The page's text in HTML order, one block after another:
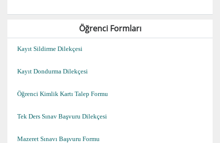
Öğrenci Formları
Kayıt Sildirme Dilekçesi
Kayıt Dondurma Dilekçesi
Öğrenci Kimlik Kartı Talep Formu
Tek Ders Sınav Başvuru Dilekçesi
Mazeret Sınavı Başvuru Formu